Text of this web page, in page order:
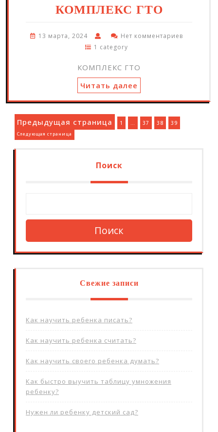
КОМПЛЕКС ГТО
13 марта, 2024
Нет комментариев
1 category
КОМПЛЕКС ГТО
Читать далее
Пагинация
записей
Предыдущая страница Страница
1 Страница
37 Страница
38 Страница
39
Следующая страница
Поиск
Поиск
Свежие записи
Как научить ребенка писать?
Как научить ребенка считать?
Как научить своего ребенка думать?
Как быстро выучить таблицу умножения
ребенку?
Нужен ли ребенку детский сад?